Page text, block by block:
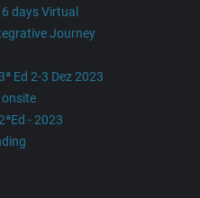
days Virtual
Journey
Ed 2-3 Dez 2023
onsite
- 2023